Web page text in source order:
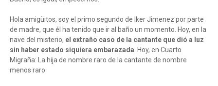
Hola amigüitos, soy el primo segundo de Iker Jimenez por parte
de madre, que él ha tenido que ir al baño un momento. Hoy, en la
nave del misterio, el extraño caso de la cantante que dió a luz
sin haber estado siquiera embarazada. Hoy, en Cuarto
Migraña: La hija de nombre raro de la cantante de nombre
menos raro.